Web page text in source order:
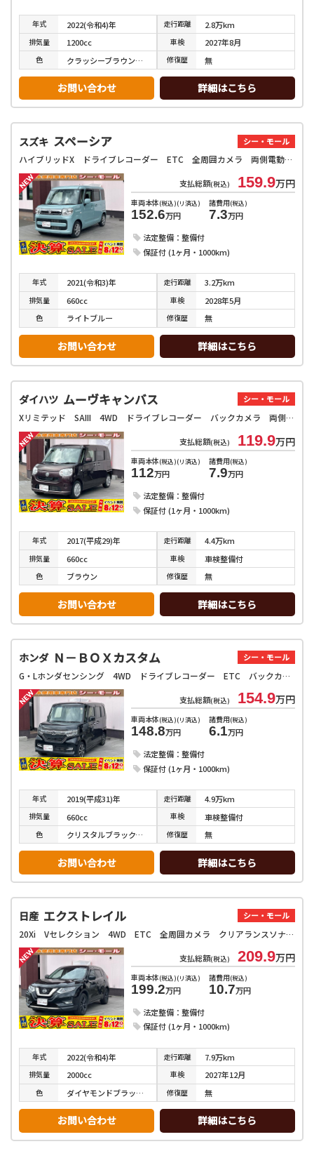
年式 2022(令和4)年 走行距離 2.8万km
排気量 1200cc 車検 2027年8月
色 クラッシーブラウンメタリック 修復歴 無
お問い合わせ 詳細はこちら
スズキ スペーシア シー・モール
ハイブリッドX ドライブレコーダー ETC 全周囲カメラ 両側電動スライドドア ナビ クリアランスソナー レーンアシスト 衝突被害軽減システム オートライト スマートキー アイドリングストップ 電動格納ミラー
支払総額(税込) 159.9万円
車両本体(税込)(リ済込)
152.6万円
諸費用(税込)
7.3万円
法定整備：整備付
保証付 (1ヶ月・1000km)
年式 2021(令和3)年 走行距離 3.2万km
排気量 660cc 車検 2028年5月
色 ライトブルー 修復歴 無
お問い合わせ 詳細はこちら
ダイハツ ムーヴキャンバス シー・モール
Xリミテッド SAIII 4WD ドライブレコーダー バックカメラ 両側電動スライドドア ナビ クリアランスソナー 衝突被害軽減システム オートライト スマートキー アイドリングストップ 電動格納ミラー シートヒーター
支払総額(税込) 119.9万円
車両本体(税込)(リ済込)
112万円
諸費用(税込)
7.9万円
法定整備：整備付
保証付 (1ヶ月・1000km)
年式 2017(平成29)年 走行距離 4.4万km
排気量 660cc 車検 車検整備付
色 ブラウン 修復歴 無
お問い合わせ 詳細はこちら
ホンダ Ｎ－ＢＯＸカスタム シー・モール
G・Lホンダセンシング 4WD ドライブレコーダー ETC バックカメラ 両側電動スライドドア ナビ TV オートクルーズコントロール レーンアシスト 衝突被害軽減システム オートライト LEDヘッドランプ スマートキー
支払総額(税込) 154.9万円
車両本体(税込)(リ済込)
148.8万円
諸費用(税込)
6.1万円
法定整備：整備付
保証付 (1ヶ月・1000km)
年式 2019(平成31)年 走行距離 4.9万km
排気量 660cc 車検 車検整備付
色 クリスタルブラックパール 修復歴 無
お問い合わせ 詳細はこちら
日産 エクストレイル シー・モール
20Xi Vセレクション 4WD ETC 全周囲カメラ クリアランスソナー オートクルーズコントロール 衝突被害軽減システム オートライト LEDヘッドランプ 電動リアゲート アルミホイール スマートキー アイドリングストップ
支払総額(税込) 209.9万円
車両本体(税込)(リ済込)
199.2万円
諸費用(税込)
10.7万円
法定整備：整備付
保証付 (1ヶ月・1000km)
年式 2022(令和4)年 走行距離 7.9万km
排気量 2000cc 車検 2027年12月
色 ダイヤモンドブラックパール 修復歴 無
お問い合わせ 詳細はこちら